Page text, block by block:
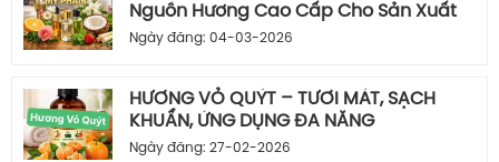
Nguồn Hương Cao Cấp Cho Sản Xuất
Ngày đăng: 04-03-2026
HƯƠNG VỎ QUÝT – TƯƠI MÁT, SẠCH
KHUẨN, ỨNG DỤNG ĐA NĂNG
Ngày đăng: 27-02-2026